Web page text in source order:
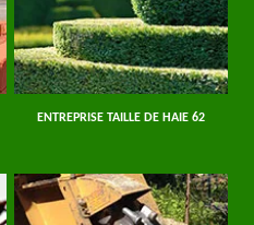
ENTREPRISE TAILLE DE HAIE 62